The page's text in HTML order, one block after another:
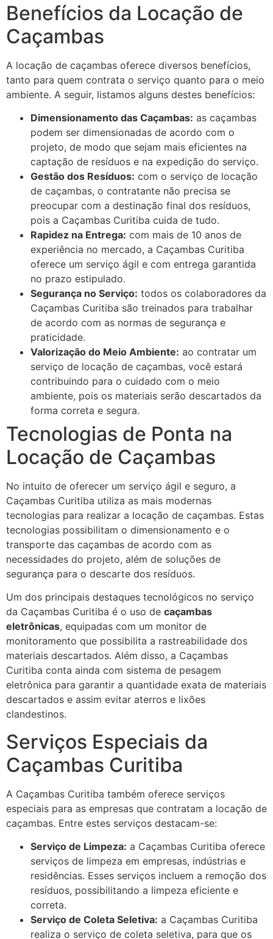
Benefícios da Locação de
Caçambas
A locação de caçambas oferece diversos benefícios,
tanto para quem contrata o serviço quanto para o meio
ambiente. A seguir, listamos alguns destes benefícios:
Dimensionamento das Caçambas: as caçambas
podem ser dimensionadas de acordo com o
projeto, de modo que sejam mais eficientes na
captação de resíduos e na expedição do serviço.
Gestão dos Resíduos: com o serviço de locação
de caçambas, o contratante não precisa se
preocupar com a destinação final dos resíduos,
pois a Caçambas Curitiba cuida de tudo.
Rapidez na Entrega: com mais de 10 anos de
experiência no mercado, a Caçambas Curitiba
oferece um serviço ágil e com entrega garantida
no prazo estipulado.
Segurança no Serviço: todos os colaboradores da
Caçambas Curitiba são treinados para trabalhar
de acordo com as normas de segurança e
praticidade.
Valorização do Meio Ambiente: ao contratar um
serviço de locação de caçambas, você estará
contribuindo para o cuidado com o meio
ambiente, pois os materiais serão descartados da
forma correta e segura.
Tecnologias de Ponta na
Locação de Caçambas
No intuito de oferecer um serviço ágil e seguro, a
Caçambas Curitiba utiliza as mais modernas
tecnologias para realizar a locação de caçambas. Estas
tecnologias possibilitam o dimensionamento e o
transporte das caçambas de acordo com as
necessidades do projeto, além de soluções de
segurança para o descarte dos resíduos.
Um dos principais destaques tecnológicos no serviço
da Caçambas Curitiba é o uso de caçambas
eletrônicas, equipadas com um monitor de
monitoramento que possibilita a rastreabilidade dos
materiais descartados. Além disso, a Caçambas
Curitiba conta ainda com sistema de pesagem
eletrônica para garantir a quantidade exata de materiais
descartados e assim evitar aterros e lixões
clandestinos.
Serviços Especiais da
Caçambas Curitiba
A Caçambas Curitiba também oferece serviços
especiais para as empresas que contratam a locação de
caçambas. Entre estes serviços destacam-se:
Serviço de Limpeza: a Caçambas Curitiba oferece
serviços de limpeza em empresas, indústrias e
residências. Esses serviços incluem a remoção dos
resíduos, possibilitando a limpeza eficiente e
correta.
Serviço de Coleta Seletiva: a Caçambas Curitiba
realiza o serviço de coleta seletiva, para que os